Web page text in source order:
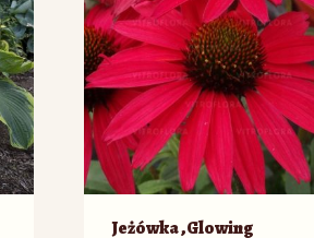
Jeżówka ‚Glowing